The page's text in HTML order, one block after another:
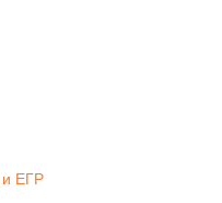
и ЕГР